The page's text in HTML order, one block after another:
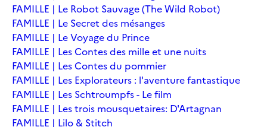
FAMILLE | Le Robot Sauvage (The Wild Robot)
FAMILLE | Le Secret des mésanges
FAMILLE | Le Voyage du Prince
FAMILLE | Les Contes des mille et une nuits
FAMILLE | Les Contes du pommier
FAMILLE | Les Explorateurs : l'aventure fantastique
FAMILLE | Les Schtroumpfs - Le film
FAMILLE | Les trois mousquetaires: D'Artagnan
FAMILLE | Lilo & Stitch